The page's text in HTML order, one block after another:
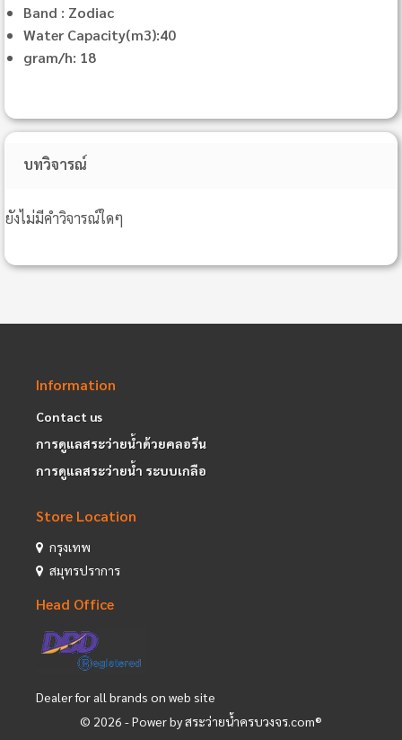
Band : Zodiac
Water Capacity(m3):40
gram/h: 18
บทวิจารณ์
ยังไม่มีคำวิจารณ์ใดๆ
Information
Contact us
การดูแลสระว่ายน้ำด้วยคลอรีน
การดูแลสระว่ายน้ำ ระบบเกลือ
Store Location
กรุงเทพ
สมุทรปราการ
Head Office
Dealer for all brands on web site
© 2026 - Power by สระว่ายน้ำครบวงจร.com®